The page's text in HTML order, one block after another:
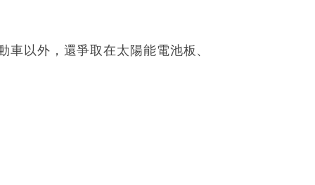
以外，還爭取在太陽能電池板、